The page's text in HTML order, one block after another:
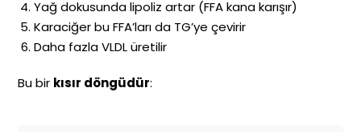
Yağ dokusunda lipoliz artar (FFA kana karışır)
Karaciğer bu FFA’ları da TG’ye çevirir
Daha fazla VLDL üretilir
Bu bir kısır döngüdür: